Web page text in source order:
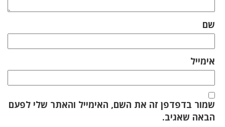
שם
אימייל
שמור בדפדפן זה את השם, האימייל והאתר שלי לפעם
הבאה שאגיב.